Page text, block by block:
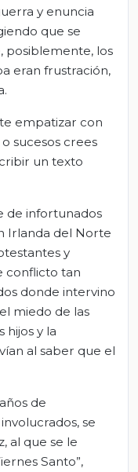
y enuncia
que se
posiblemente, los
eran frustración,
empatizar con
sucesos crees
un texto
de infortunados
Irlanda del Norte
y
conflicto tan
donde intervino
miedo de las
hijos y la
al saber que el
de
se
al que se le
Santo”,